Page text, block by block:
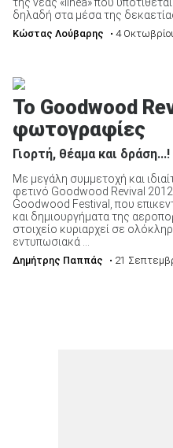
δηλαδή στα μέσα της δεκαετίας
Κώστας Λούβαρης • 4
To Goodwood
φωτογραφίες
Γιορτή, θέαμα και δράση...!
Με μεγάλη συμμετοχή και
φετινό Goodwood Revival
Goodwood Festival, που
και δημιουργήματα της
στοιχείο κυριαρχεί σε
εντυπωσιακά ...
Δημήτρης Παππάς • 21